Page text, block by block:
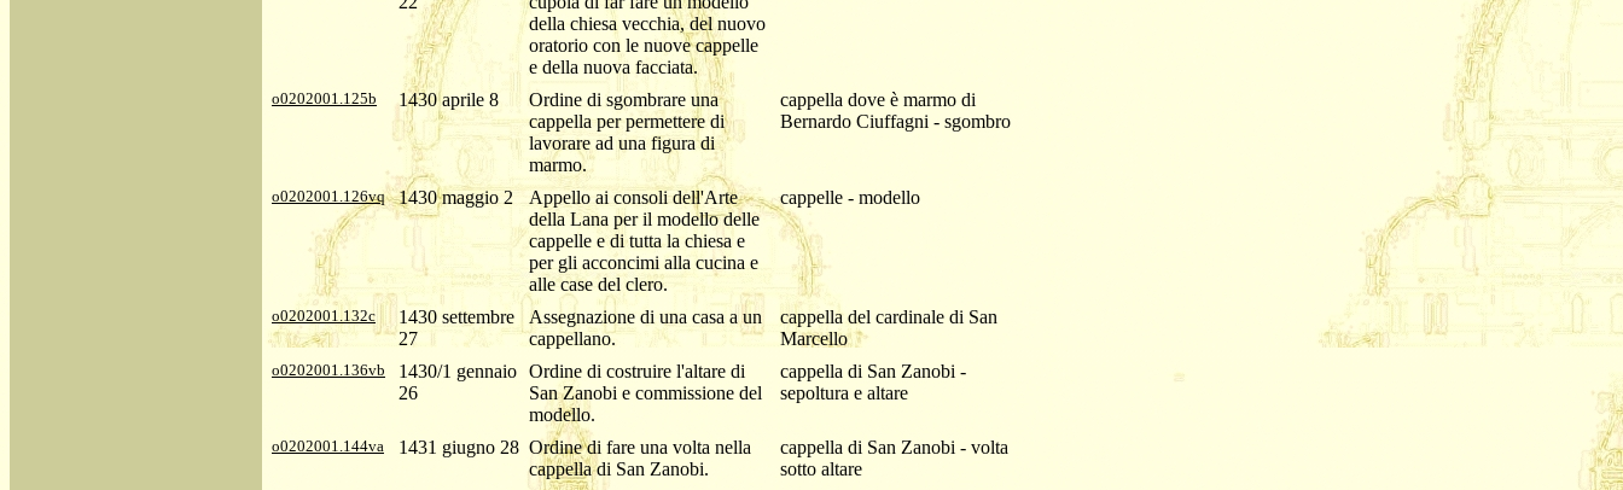
della chiesa vecchia, del nuovo
oratorio con le nuove cappelle
e della nuova facciata.
o0202001.125b 1430 aprile 8
Ordine di sgombrare una
cappella per permettere di
lavorare ad una figura di
marmo.
cappella dove è marmo di
Bernardo Ciuffagni - sgombro
o0202001.126vq 1430 maggio 2
Appello ai consoli dell'Arte
della Lana per il modello delle
cappelle e di tutta la chiesa e
per gli acconcimi alla cucina e
alle case del clero.
cappelle - modello
o0202001.132c
1430 settembre
27
Assegnazione di una casa a un
cappellano.
cappella del cardinale di San
Marcello
o0202001.136vb
1430/1 gennaio
26
Ordine di costruire l'altare di
San Zanobi e commissione del
modello.
cappella di San Zanobi -
sepoltura e altare
o0202001.144va 1431 giugno 28 Ordine di fare una volta nella
cappella di San Zanobi.
cappella di San Zanobi - volta
sotto altare